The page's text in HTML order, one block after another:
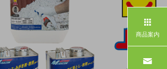
商品案内